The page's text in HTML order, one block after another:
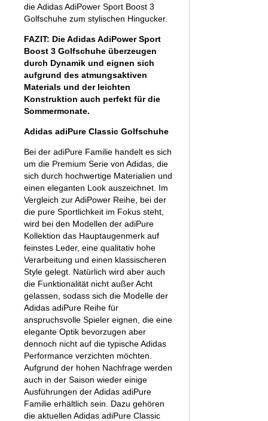
die Adidas AdiPower Sport Boost 3
Golfschuhe zum stylischen Hingucker.
FAZIT: Die Adidas AdiPower Sport
Boost 3 Golfschuhe überzeugen
durch Dynamik und eignen sich
aufgrund des atmungsaktiven
Materials und der leichten
Konstruktion auch perfekt für die
Sommermonate.
Adidas adiPure Classic Golfschuhe
Bei der adiPure Familie handelt es sich
um die Premium Serie von Adidas, die
sich durch hochwertige Materialien und
einen eleganten Look auszeichnet. Im
Vergleich zur AdiPower Reihe, bei der
die pure Sportlichkeit im Fokus steht,
wird bei den Modellen der adiPure
Kollektion das Hauptaugenmerk auf
feinstes Leder, eine qualitativ hohe
Verarbeitung und einen klassischeren
Style gelegt. Natürlich wird aber auch
die Funktionalität nicht außer Acht
gelassen, sodass sich die Modelle der
Adidas adiPure Reihe für
anspruchsvolle Spieler eignen, die eine
elegante Optik bevorzugen aber
dennoch nicht auf die typische Adidas
Performance verzichten möchten.
Aufgrund der hohen Nachfrage werden
auch in der Saison wieder einige
Ausführungen der Adidas adiPure
Familie erhältlich sein. Dazu gehören
die aktuellen Adidas adiPure Classic